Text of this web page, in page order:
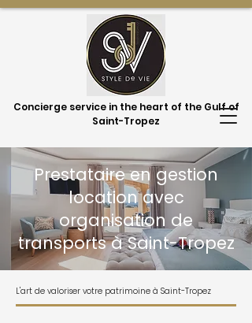
Concierge service in the heart of the Gulf of
Saint-Tropez
Prestataire en gestion
location avec
organisation de
transports à Saint-Tropez
L'art de valoriser votre patrimoine à Saint-Tropez